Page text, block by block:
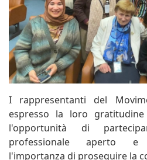
I rappresentanti del
espresso la loro
l'opportunità di
professionale aperto e
l'importanza di proseguire la